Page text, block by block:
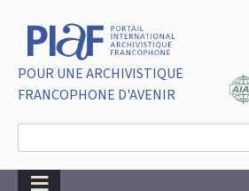
POUR UNE ARCHIVISTIQUE
FRANCOPHONE D'AVENIR